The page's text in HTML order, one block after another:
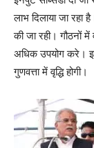
लाभ दिलाया जा रहा
की जा रही। गौठनों
अधिक उपयोग करे।
गुणवत्ता में वृद्धि होगी।